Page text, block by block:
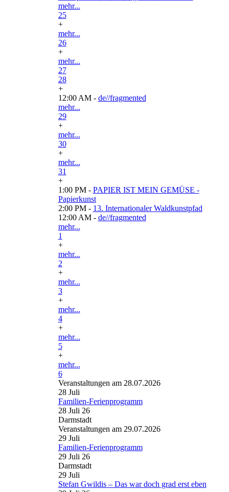
mehr...
25
+
mehr...
26
+
mehr...
27
28
+
12:00 AM - de//fragmented
mehr...
29
+
mehr...
30
+
mehr...
31
+
1:00 PM - PAPIER IST MEIN GEMÜSE -
Papierkunst
2:00 PM - 13. Internationaler Waldkunstpfad
12:00 AM - de//fragmented
mehr...
1
+
mehr...
2
+
mehr...
3
+
mehr...
4
+
mehr...
5
+
mehr...
6
Veranstaltungen am 28.07.2026
28 Juli
Familien-Ferienprogramm
28 Juli 26
Darmstadt
Veranstaltungen am 29.07.2026
29 Juli
Familien-Ferienprogramm
29 Juli 26
Darmstadt
29 Juli
Stefan Gwildis – Das war doch grad erst eben